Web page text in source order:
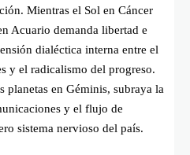
Mientras el Sol en Cáncer
Acuario demanda libertad e
dialéctica interna entre el
y el radicalismo del progreso.
planetas en Géminis, subraya la
y el flujo de
sistema nervioso del país.